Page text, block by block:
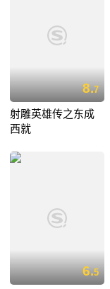
8.7
射雕英雄传之东成
西就
6.5